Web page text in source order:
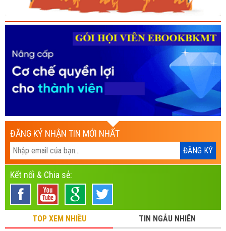
ĐĂNG KÝ NHẬN TIN MỚI NHẤT
Kết nối & Chia sẻ:
TOP XEM NHIỀU
TIN NGẪU NHIÊN